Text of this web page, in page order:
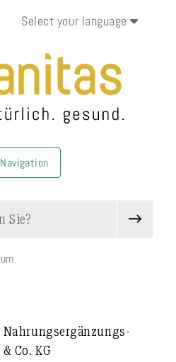
Select your language
Navigation
Co. KG